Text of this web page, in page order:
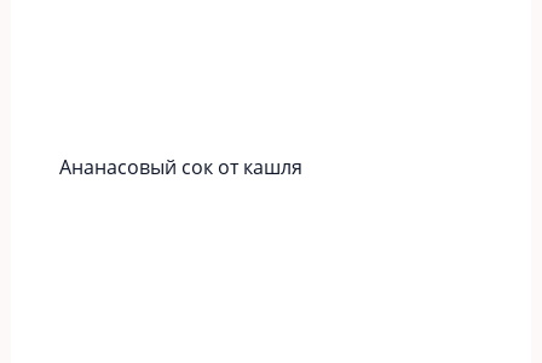
Ананасовый сок от кашля